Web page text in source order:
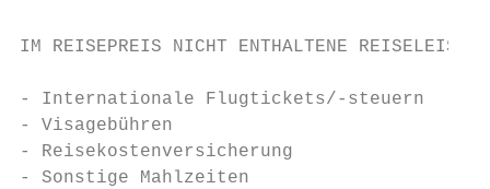
IM REISEPREIS NICHT ENTHALTENE
- Internationale Flugtickets/-steuern
- Visagebühren
- Reisekostenversicherung
- Sonstige Mahlzeiten